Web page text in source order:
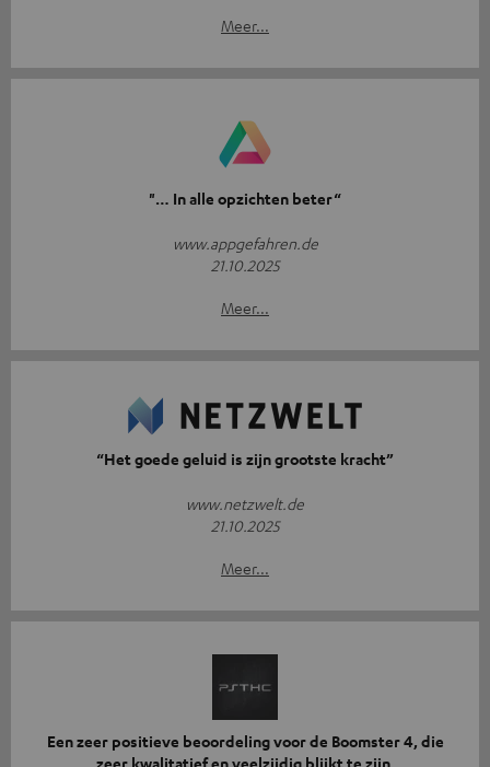
Meer...
"… In alle opzichten beter“
www.appgefahren.de
21.10.2025
Meer...
“Het goede geluid is zijn grootste kracht”
www.netzwelt.de
21.10.2025
Meer...
Een zeer positieve beoordeling voor de Boomster 4, die